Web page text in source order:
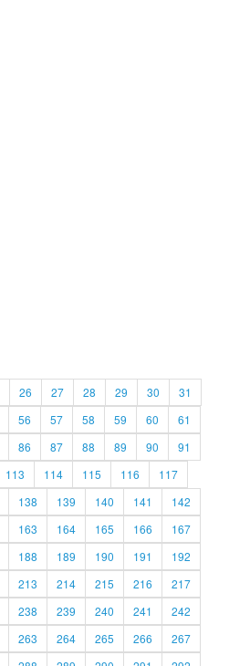
26 27 28 29 30
31
56 57 58 59 60
61
86 87 88 89 90
91
113 114 115 116
117
138 139 140 141
142
163 164 165 166
167
188 189 190 191
192
213 214 215 216
217
238 239 240 241
242
263 264 265 266
267